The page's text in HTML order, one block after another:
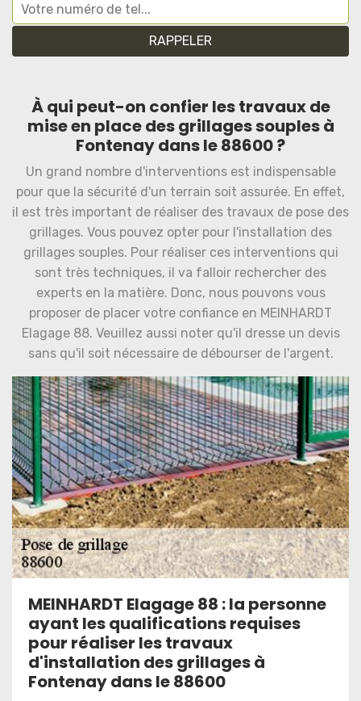
À qui peut-on confier les travaux de
mise en place des grillages souples à
Fontenay dans le 88600 ?
Un grand nombre d'interventions est indispensable
pour que la sécurité d'un terrain soit assurée. En effet,
il est très important de réaliser des travaux de pose des
grillages. Vous pouvez opter pour l'installation des
grillages souples. Pour réaliser ces interventions qui
sont très techniques, il va falloir rechercher des
experts en la matière. Donc, nous pouvons vous
proposer de placer votre confiance en MEINHARDT
Elagage 88. Veuillez aussi noter qu'il dresse un devis
sans qu'il soit nécessaire de débourser de l'argent.
MEINHARDT Elagage 88 : la personne
ayant les qualifications requises
pour réaliser les travaux
d'installation des grillages à
Fontenay dans le 88600